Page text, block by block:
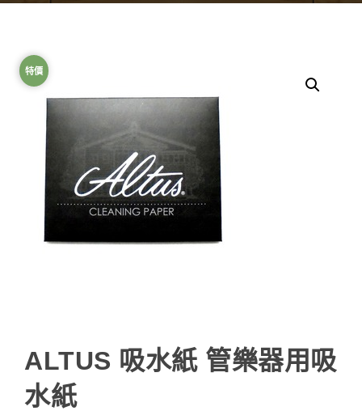
特價
ALTUS 吸水紙 管樂器用吸
水紙